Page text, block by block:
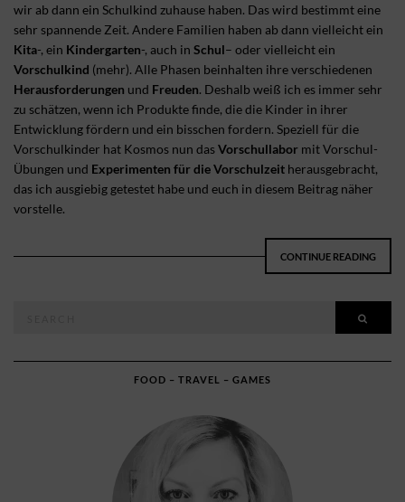
wir ab dann ein Schulkind zuhause haben. Das wird bestimmt eine
sehr spannende Zeit. Andere Familien haben ab dann vielleicht ein
Kita-, ein Kindergarten-, auch in Schul– oder vielleicht ein
Vorschulkind (mehr). Alle Phasen beinhalten ihre verschiedenen
Herausforderungen und Freuden. Deshalb weiß ich es immer sehr
zu schätzen, wenn ich Produkte finde, die die Kinder in ihrer
Entwicklung fördern und ein bisschen fordern. Speziell für die
Vorschulkinder hat Kosmos nun dasVorschullabor mit Vorschul-
Übungen und Experimenten für die Vorschulzeit herausgebracht,
das ich ausgiebig getestet habe und euch in diesem Beitrag näher
vorstelle.
CONTINUE READING
FOOD – TRAVEL – GAMES